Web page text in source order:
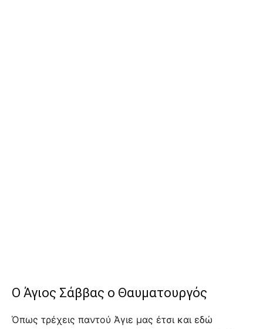
Ο Άγιος Σάββας ο Θαυματουργός
Όπως τρέχεις παντού Άγιε μας έτσι και εδώ